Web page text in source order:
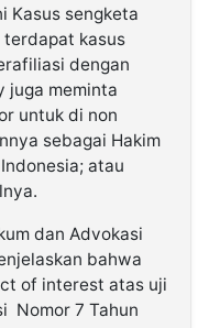
Kasus sengketa
kasus
dengan
juga meminta
untuk di non
sebagai Hakim
atau
dan Advokasi
bahwa
of interest atas uji
Nomor 7 Tahun